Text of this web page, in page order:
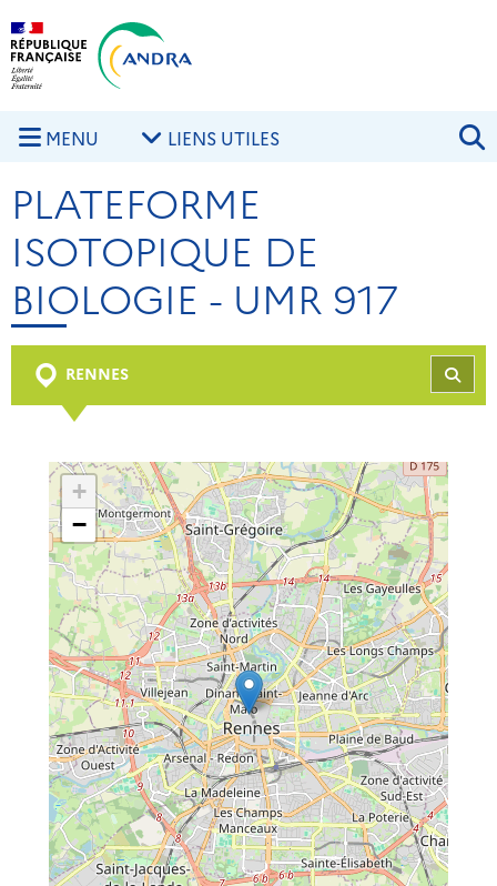
Aller au contenu principal
MENU LIENS UTILES
PLATEFORME
ISOTOPIQUE DE
BIOLOGIE - UMR 917
RENNES
+
−